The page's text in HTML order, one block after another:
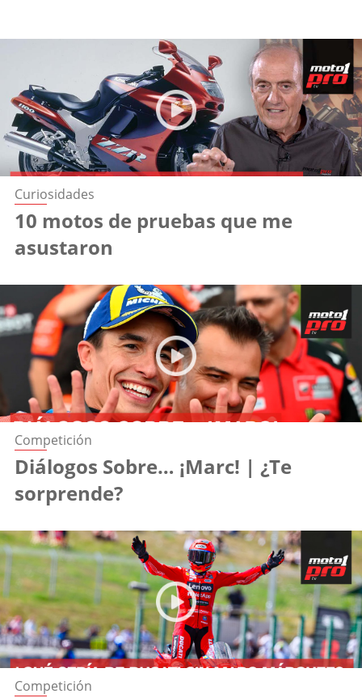
Curiosidades
10 motos de pruebas que me
asustaron
Competición
Diálogos Sobre… ¡Marc! | ¿Te
sorprende?
Competición